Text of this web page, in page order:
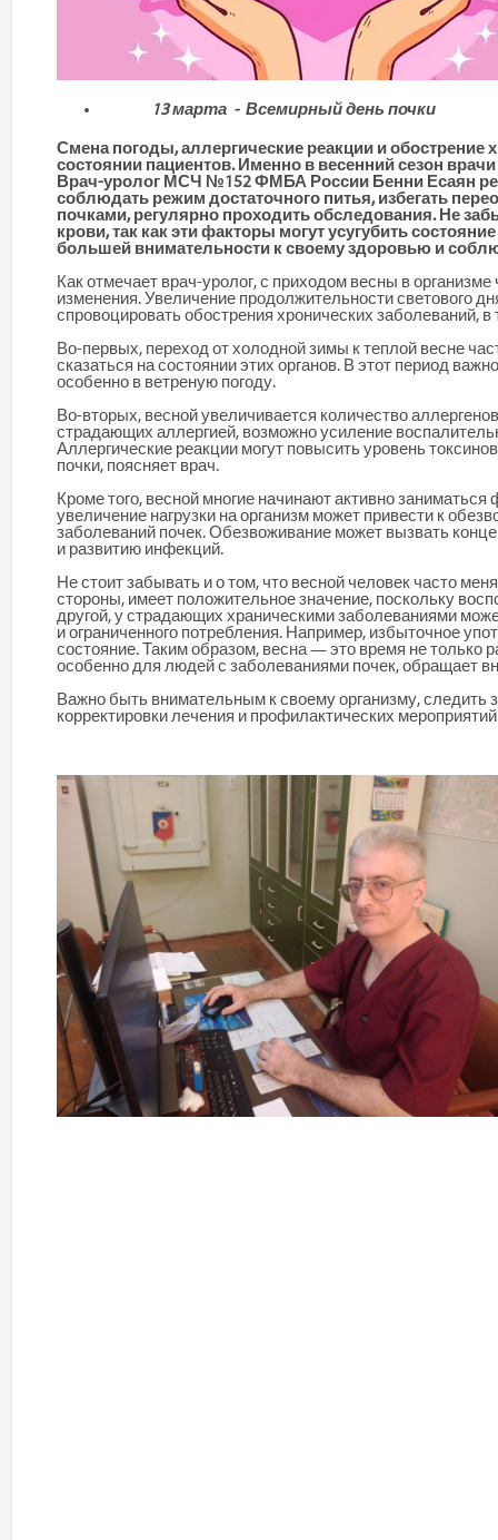
13 марта - Всемирный день почки
Смена погоды, аллергические реакции и обострение
состоянии пациентов. Именно в весенний сезон
Врач-уролог МСЧ №152 ФМБА России Бенни Есаян
соблюдать режим достаточного питья, избегать
почками, регулярно проходить обследования. Не
крови, так как эти факторы могут усугубить
большей внимательности к своему здоровью и
Как отмечает врач-уролог, с приходом весны в
изменения. Увеличение продолжительности светового
спровоцировать обострения хронических заболеваний,
Во-первых, переход от холодной зимы к теплой весне
сказаться на состоянии этих органов. В этот период
особенно в ветреную погоду.
Во-вторых, весной увеличивается количество
страдающих аллергией, возможно усиление
Аллергические реакции могут повысить уровень
почки, поясняет врач.
Кроме того, весной многие начинают активно
увеличение нагрузки на организм может привести к
заболеваний почек. Обезвоживание может вызвать
и развитию инфекций.
Не стоит забывать и о том, что весной человек часто
стороны, имеет положительное значение, поскольку
другой, у страдающих храническими заболеваниями
и ограниченного потребления. Например, избыточное
состояние. Таким образом, весна — это время не только
особенно для людей с заболеваниями почек, обращает
Важно быть внимательным к своему организму,
корректировки лечения и профилактических